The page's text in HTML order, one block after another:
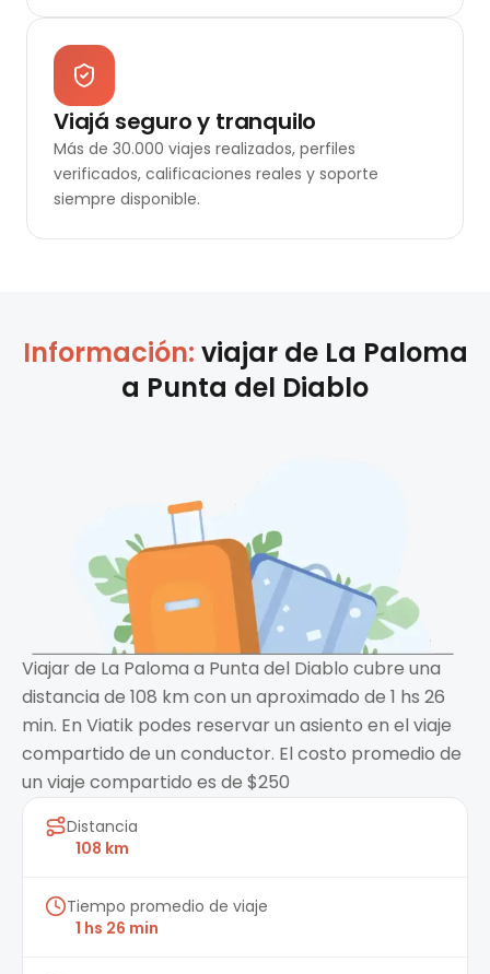
Viajá seguro y tranquilo
Más de 30.000 viajes realizados, perfiles
verificados, calificaciones reales y soporte
siempre disponible.
Información: viajar de La Paloma
a Punta del Diablo
Viajar de La Paloma a Punta del Diablo cubre una
distancia de 108 km con un aproximado de 1 hs 26
min. En Viatik podes reservar un asiento en el viaje
compartido de un conductor. El costo promedio de
un viaje compartido es de $250
Distancia
108 km
Tiempo promedio de viaje
1 hs 26 min